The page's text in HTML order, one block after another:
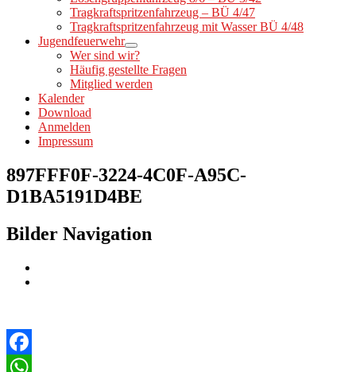
Tragkraftspritzenfahrzeug – BÜ 4/47
Tragkraftspritzenfahrzeug mit Wasser BÜ 4/48
Jugendfeuerwehr
Wer sind wir?
Häufig gestellte Fragen
Mitglied werden
Kalender
Download
Anmelden
Impressum
897FFF0F-3224-4C0F-A95C-
D1BA5191D4BE
Bilder Navigation
Facebook